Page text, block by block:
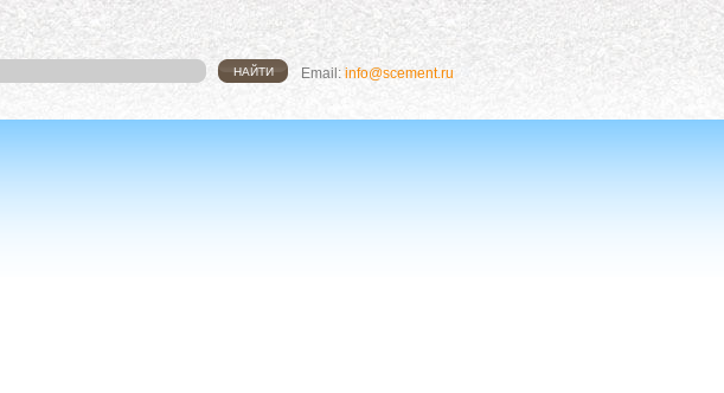
Email: info@scement.ru